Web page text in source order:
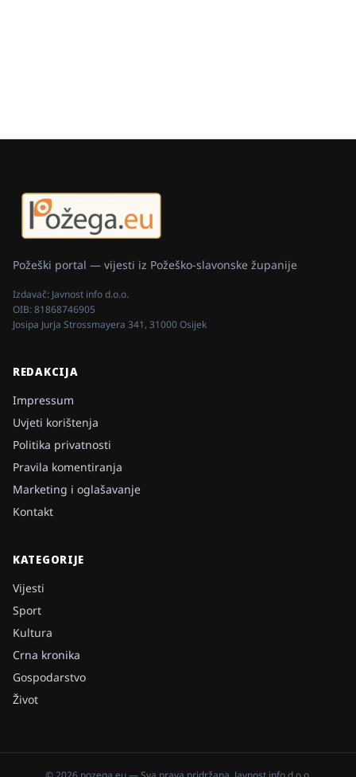
Požeški portal — vijesti iz Požeško-slavonske županije
Izdavač: Javnost info d.o.o.
OIB:81868746905
Josipa Jurja Strossmayera 341, 31000 Osijek
REDAKCIJA
Impressum
Uvjeti korištenja
Politika privatnosti
Pravila komentiranja
Marketing i oglašavanje
Kontakt
KATEGORIJE
Vijesti
Sport
Kultura
Crna kronika
Gospodarstvo
Život